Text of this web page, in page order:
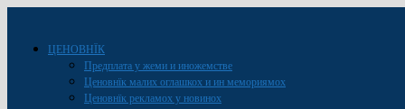
ЦЕНОВНЇК
Предплата у жеми и иножемстве
Ценовнїк малих оглашкох и ин мемориямох
Ценовнїк рекламох у новинох